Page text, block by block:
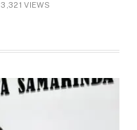
3,321VIEWS